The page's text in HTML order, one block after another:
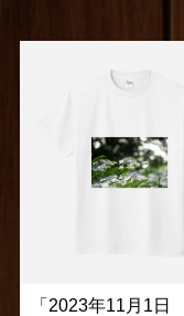
「2023年11月1日